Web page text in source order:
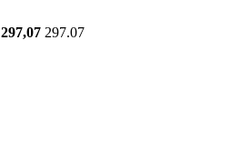
297,07 297.07